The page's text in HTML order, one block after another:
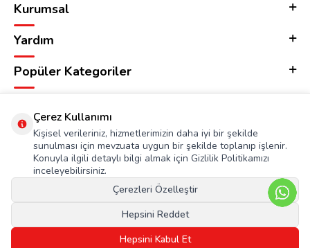
Kurumsal
Yardım
Popüler Kategoriler
Çerez Kullanımı
Kişisel verileriniz, hizmetlerimizin daha iyi bir şekilde
sunulması için mevzuata uygun bir şekilde toplanıp işlenir.
Konuyla ilgili detaylı bilgi almak için Gizlilik Politikamızı
inceleyebilirsiniz.
Çerezleri Özelleştir
Hepsini Reddet
Hepsini Kabul Et